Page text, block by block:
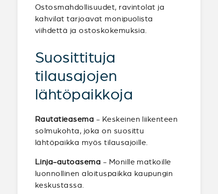
Ostosmahdollisuudet, ravintolat ja
kahvilat tarjoavat monipuolista
viihdettä ja ostoskokemuksia.
Suosittituja
tilausajojen
lähtöpaikkoja
Rautatieasema - Keskeinen liikenteen
solmukohta, joka on suosittu
lähtöpaikka myös tilausajoille.
Linja-autoasema - Monille matkoille
luonnollinen aloituspaikka kaupungin
keskustassa.